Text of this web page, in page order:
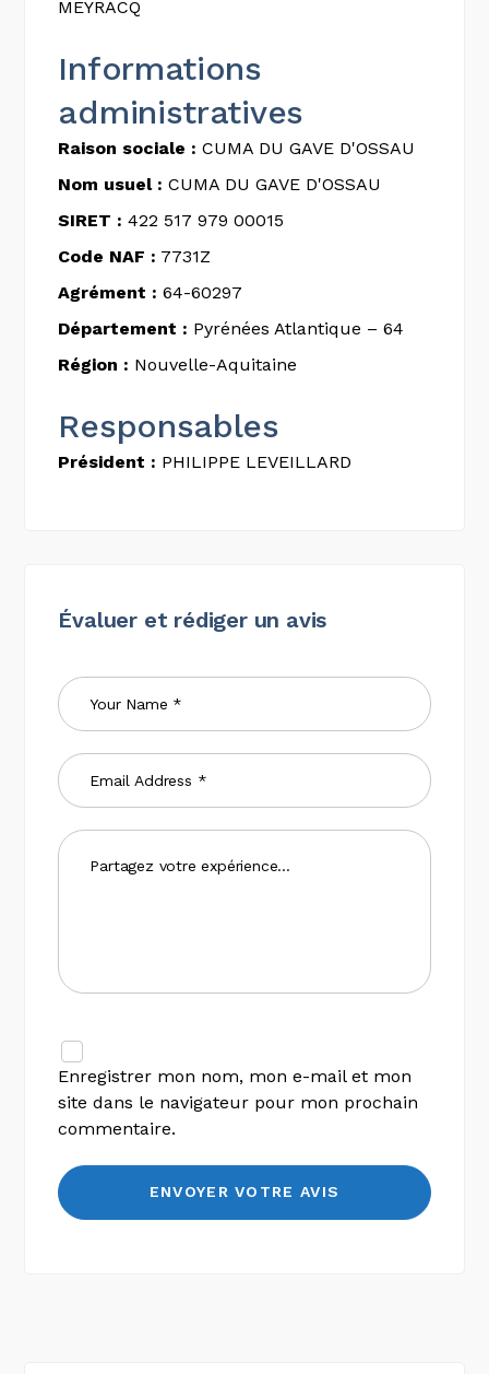
MEYRACQ
Informations
administratives
Raison sociale : CUMA DU GAVE D'OSSAU
Nom usuel : CUMA DU GAVE D'OSSAU
SIRET : 422 517 979 00015
Code NAF : 7731Z
Agrément : 64-60297
Département : Pyrénées Atlantique – 64
Région : Nouvelle-Aquitaine
Responsables
Président : PHILIPPE LEVEILLARD
Évaluer et rédiger un avis
Enregistrer mon nom, mon e-mail et mon
site dans le navigateur pour mon prochain
commentaire.